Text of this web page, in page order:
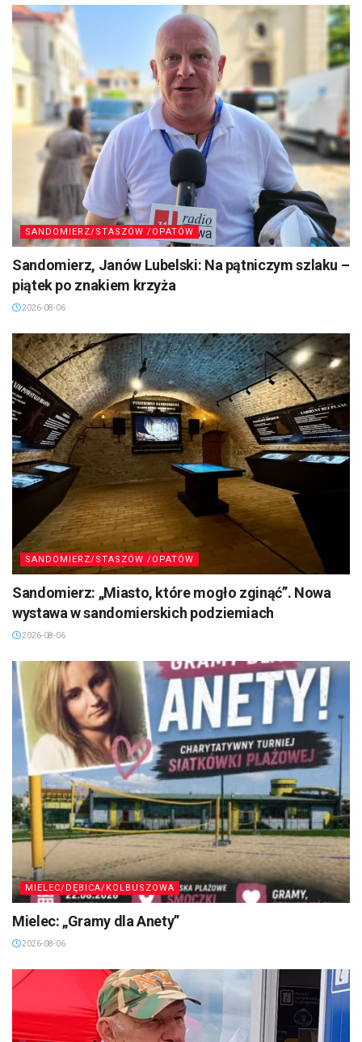
SANDOMIERZ/STASZÓW /OPATÓW
Sandomierz, Janów Lubelski: Na pątniczym szlaku –
piątek po znakiem krzyża
2026-08-06
SANDOMIERZ/STASZÓW /OPATÓW
Sandomierz: „Miasto, które mogło zginąć”. Nowa
wystawa w sandomierskich podziemiach
2026-08-06
MIELEC/DĘBICA/KOLBUSZOWA
Mielec: „Gramy dla Anety”
2026-08-06